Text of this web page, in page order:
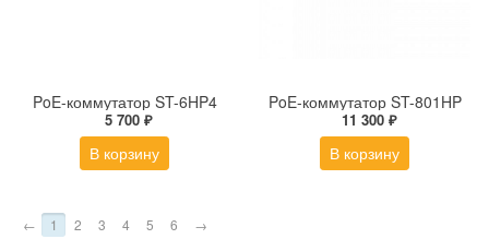
PoE-коммутатор ST-6HP4
5 700 ₽
В корзину
PoE-коммутатор ST-801HP
11 300 ₽
В корзину
← 1 2 3 4 5 6 →